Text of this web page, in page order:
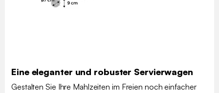
Eine eleganter und robuster Servierwagen
Gestalten Sie Ihre Mahlzeiten im Freien noch einfacher